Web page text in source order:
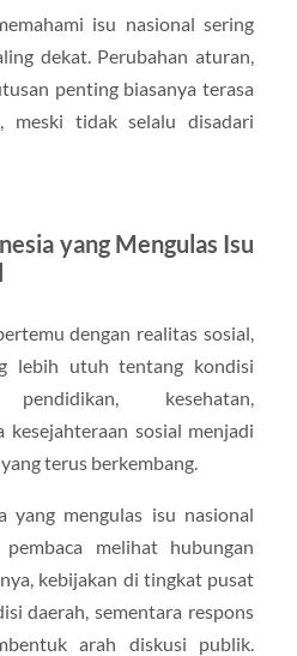
isu nasional sering
dekat. Perubahan aturan,
penting biasanya terasa
meski tidak selalu disadari
yang Mengulas Isu
dengan realitas sosial,
lebih utuh tentang kondisi
kesehatan,
kesejahteraan sosial menjadi
terus berkembang.
yang mengulas isu nasional
melihat hubungan
kebijakan di tingkat pusat
daerah, sementara respons
arah diskusi publik.